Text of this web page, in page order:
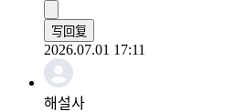
写回复
2026.07.01 17:11
해설사